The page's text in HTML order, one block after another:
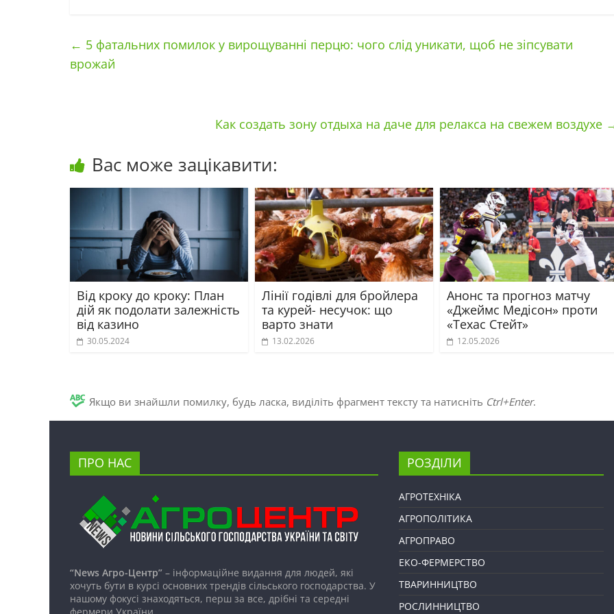
← 5 фатальних помилок у вирощуванні перцю: чого слід уникати, щоб не зіпсувати
врожай
Как создать зону отдыха на даче для релакса на свежем воздухе
Вас може зацікавити:
Від кроку до кроку: План
дій як подолати залежність
від казино
30.05.2024
Лінії годівлі для бройлера
та курей- несучок: що
варто знати
13.02.2026
Анонс та прогноз матчу
«Джеймс Медісон» проти
«Техас Стейт»
12.05.2026
Якщо ви знайшли помилку, будь ласка, виділіть фрагмент тексту та натисніть Ctrl+Enter.
ПРО НАС
“News Агро-Центр” – інформаційне видання для людей, які
хочуть бути в курсі основних трендів сільського господарства. У
нашому фокусі знаходяться, перш за все, дрібні та середні
фермери України.
РОЗДІЛИ
АГРОТЕХНІКА
АГРОПОЛІТИКА
АГРОПРАВО
ЕКО-ФЕРМЕРСТВО
ТВАРИННИЦТВО
РОСЛИННИЦТВО